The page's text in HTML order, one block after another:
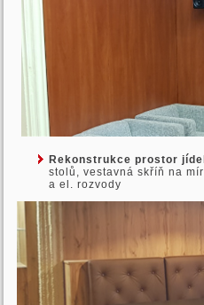
Rekonstrukce prostor
stolů, vestavná skříň na
a el. rozvody